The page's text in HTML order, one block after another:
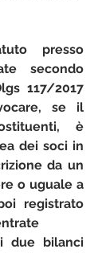
presso
secondo
117/2017
se il
è
dei soci in
da un
o uguale a
registrato
due bilanci